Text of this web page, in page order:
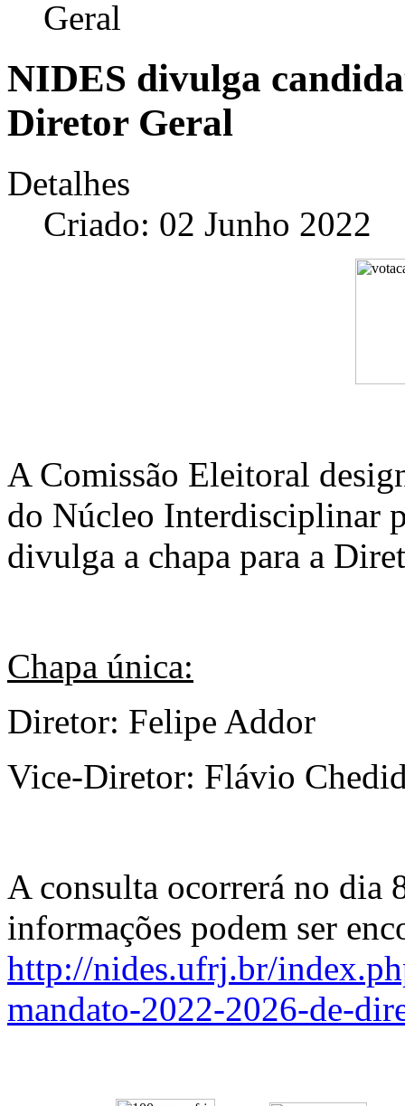
Geral
NIDES divulga
Diretor Geral
Detalhes
Criado: 02 Junho 2022
A Comissão Eleitoral
do Núcleo Interdisciplinar
divulga a chapa para a
Chapa única:
Diretor: Felipe Addor
Vice-Diretor: Flávio
A consulta ocorrerá no dia
informações podem ser
http://nides.ufrj.br/
mandato-2022-2026-de-